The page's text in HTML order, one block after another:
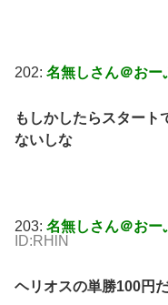
202: 名無しさん＠おー
もしかしたらスタート
ないしな
203: 名無しさん＠おー
ID:RHlN
ヘリオスの単勝100円